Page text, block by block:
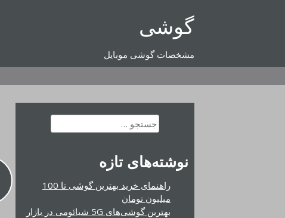
گوشی
مشخصات گوشی موبایل
جستجو
برای:
نوشته‌های تازه
راهنمای خرید بهترین گوشی تا 100
میلیون تومان
بهترین گوشی‌های 5G شیائومی در بازار